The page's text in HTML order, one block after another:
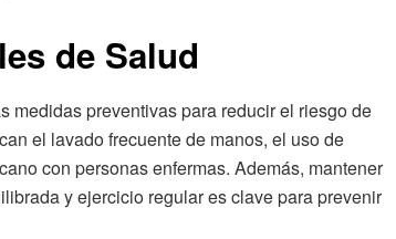
de Salud
medidas preventivas para reducir el riesgo de
el lavado frecuente de manos, el uso de
con personas enfermas. Además, mantener
y ejercicio regular es clave para prevenir